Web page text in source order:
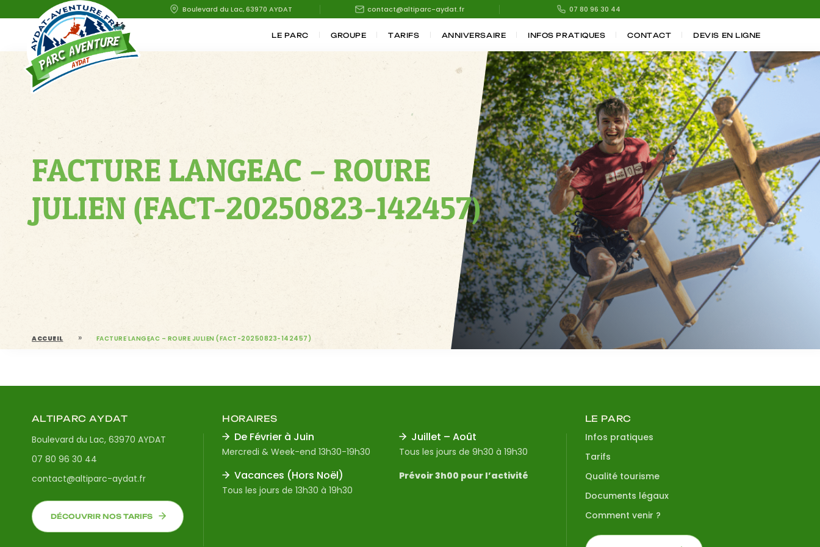
Boulevard du Lac, 63970 AYDAT contact@altiparc-aydat.fr 07 80 96 30 44
LE PARC GROUPE TARIFS ANNIVERSAIRE INFOS PRATIQUES CONTACT DEVIS EN LIGNE
FACTURE LANGEAC – ROURE
JULIEN (FACT-20250823-142457)
ACCUEIL » FACTURE LANGEAC – ROURE JULIEN (FACT-20250823-142457)
ALTIPARC AYDAT
Boulevard du Lac, 63970 AYDAT
07 80 96 30 44
contact@altiparc-aydat.fr
DÉCOUVRIR NOS TARIFS
HORAIRES
De Février à Juin
Mercredi & Week-end 13h30-19h30
Juillet – Août
Tous les jours de 9h30 à 19h30
Vacances (Hors Noël)
Tous les jours de 13h30 à 19h30
Prévoir 3h00 pour l’activité
LE PARC
Infos pratiques
Tarifs
Qualité tourisme
Documents légaux
Comment venir ?